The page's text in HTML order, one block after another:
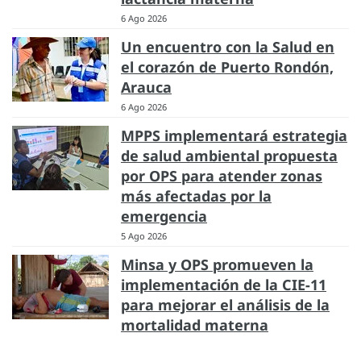
6 Ago 2026
Un encuentro con la Salud en
el corazón de Puerto Rondón,
Arauca
6 Ago 2026
MPPS implementará estrategia
de salud ambiental propuesta
por OPS para atender zonas
más afectadas por la
emergencia
5 Ago 2026
Minsa y OPS promueven la
implementación de la CIE-11
para mejorar el análisis de la
mortalidad materna